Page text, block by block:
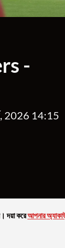
-
2026 14:15
দয়া করেআপনার